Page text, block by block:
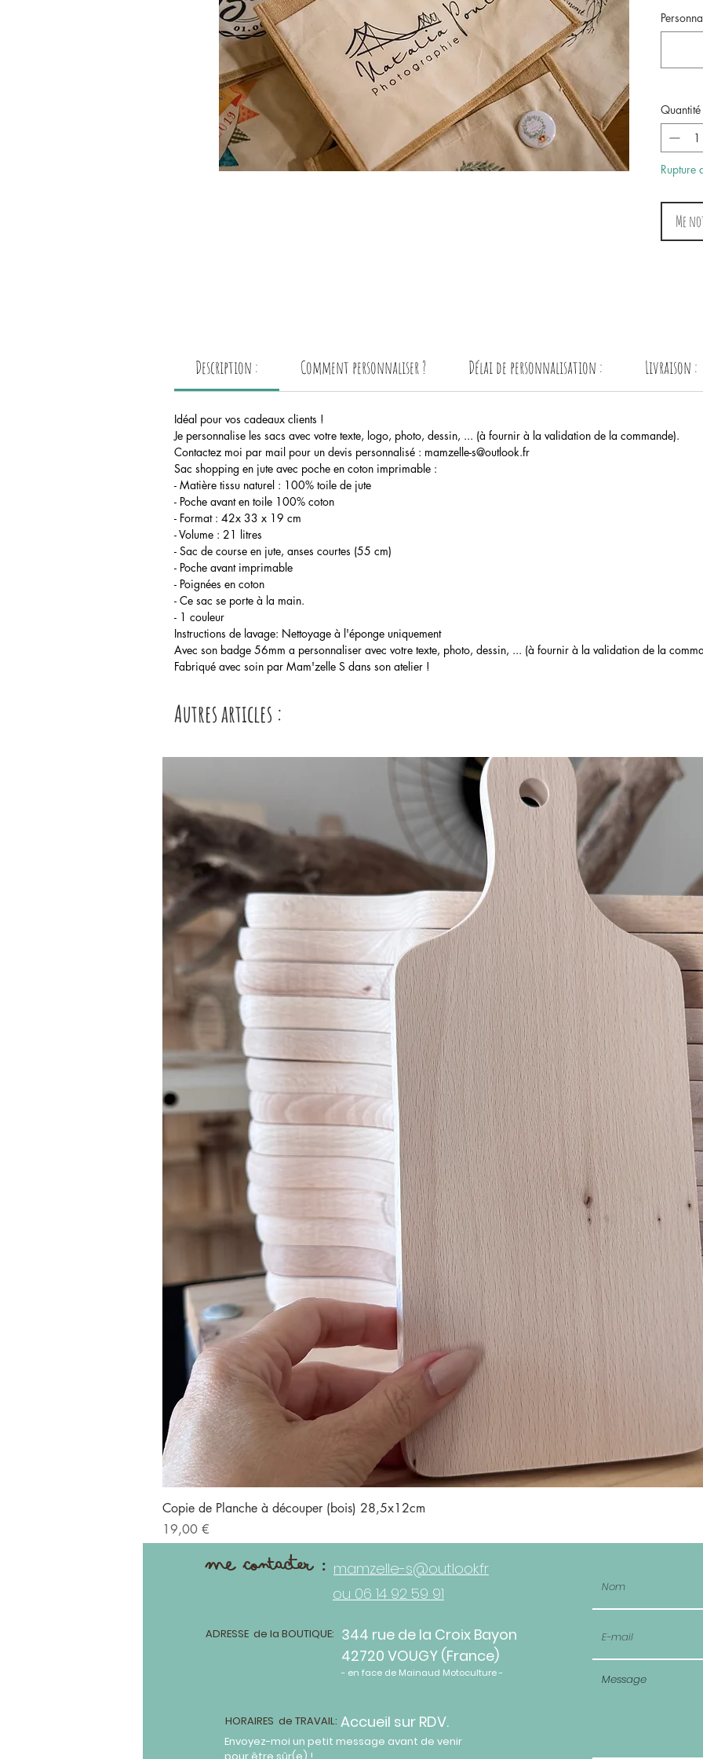
Quantité
Rupture
Me
Description : Comment personnaliser ? Délai de personnalisation : Livraison :
Idéal pour vos cadeaux clients !
Je personnalise les sacs avec votre texte, logo, photo, dessin, ... (à fournir à la validation de la commande).
Contactez moi par mail pour un devis personnalisé : mamzelle-s@outlook.fr
Sac shopping en jute avec poche en coton imprimable :
- Matière tissu naturel : 100% toile de jute
- Poche avant en toile 100% coton
- Format : 42x 33 x 19 cm
- Volume : 21 litres
- Sac de course en jute, anses courtes (55 cm)
- Poche avant imprimable
- Poignées en coton
- Ce sac se porte à la main.
- 1 couleur
Instructions de lavage: Nettoyage à l'éponge uniquement
Avec son badge 56mm a personnaliser avec votre texte, photo, dessin, ... (à fournir à la validation de la
Fabriqué avec soin par Mam'zelle S dans son atelier !
Autres articles :
Copie de Planche à découper (bois) 28,5x12cm
Prix
19,00 €
me contacter :mamzelle-s@outlook.fr
ou 06 14 92 59 91
ADRESSE de la BOUTIQUE: 344 rue de la Croix Bayon
42720 VOUGY (France)
- en face de Mainaud Motoculture -
HORAIRES de TRAVAIL: Accueil sur RDV.
Envoyez-moi un petit message avant de venir